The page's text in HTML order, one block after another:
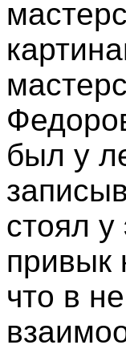
был у
стоял у
привык
что в